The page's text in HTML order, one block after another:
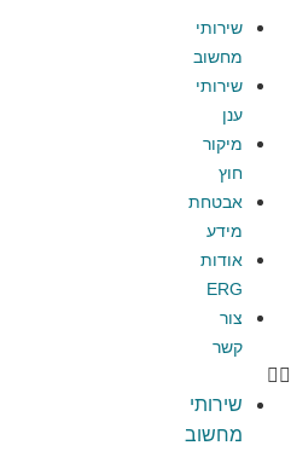
שירותי
מחשוב
שירותי
ענן
מיקור
חוץ
אבטחת
מידע
אודות
ERG
צור
קשר
שירותי
מחשוב